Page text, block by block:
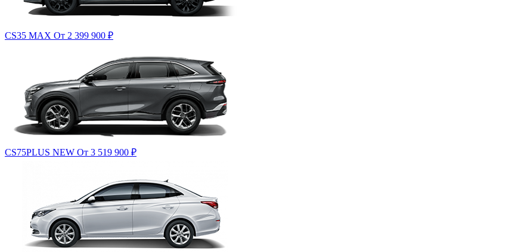
CS35 MAX От 2 399 900 ₽
CS75PLUS NEW От 3 519 900 ₽